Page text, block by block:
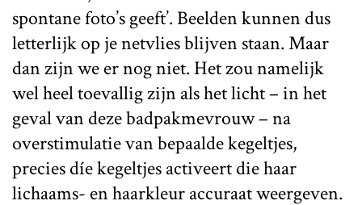
spontane foto’s geeft’. Beelden kunnen dus
letterlijk op je netvlies blijven staan. Maar
dan zijn we er nog niet. Het zou namelijk
wel heel toevallig zijn als het licht – in het
geval van deze badpakmevrouw – na
overstimulatie van bepaalde kegeltjes,
precies díe kegeltjes activeert die haar
lichaams- en haarkleur accuraat weergeven.